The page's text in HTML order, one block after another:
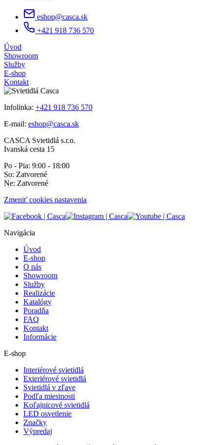
eshop@casca.sk
+421 918 736 570
Úvod
Showroom
Služby
E-shop
Kontakt
Infolinka: +421 918 736 570
E-mail: eshop@casca.sk
CASCA Svietidlá s.r.o.
Ivanská cesta 15
Po - Pia: 9:00 - 18:00
So: Zatvorené
Ne: Zatvorené
Zmeniť cookies nastavenia
Navigácia
Úvod
E-shop
O nás
Showroom
Služby
Realizácie
Katalógy
Poradňa
FAQ
Kontakt
Informácie
E-shop
Interiérové svietidlá
Exteriérové svietidlá
Svietidlá v zľave
Podľa miestnosti
Koľajnicové svietidlá
LED osvetlenie
Značky
Výpredaj